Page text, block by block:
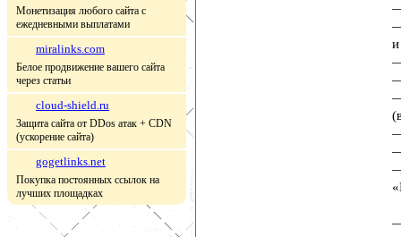
Монетизация любого сайта с
ежедневными выплатами
miralinks.com
Белое продвижение вашего сайта
через статьи
cloud-shield.ru
Защита сайта от DDos атак + CDN
(ускорение сайта)
gogetlinks.net
Покупка постоянных ссылок на
лучших площадках